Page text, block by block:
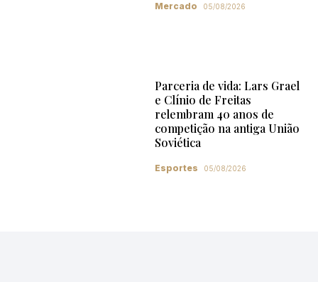
Mercado 05/08/2026
Parceria de vida: Lars Grael
e Clínio de Freitas
relembram 40 anos de
competição na antiga União
Soviética
Esportes 05/08/2026